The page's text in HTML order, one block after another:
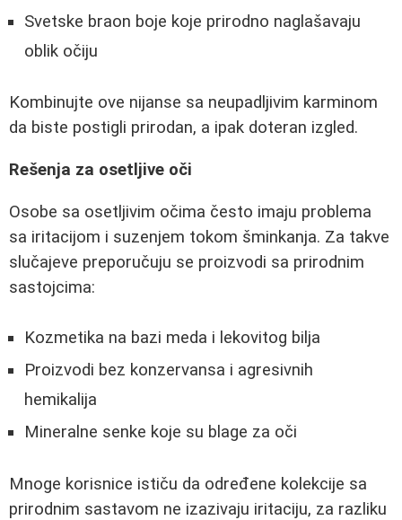
Svetske braon boje koje prirodno naglašavaju
oblik očiju
Kombinujte ove nijanse sa neupadljivim karminom
da biste postigli prirodan, a ipak doteran izgled.
Rešenja za osetljive oči
Osobe sa osetljivim očima često imaju problema
sa iritacijom i suzenjem tokom šminkanja. Za takve
slučajeve preporučuju se proizvodi sa prirodnim
sastojcima:
Kozmetika na bazi meda i lekovitog bilja
Proizvodi bez konzervansa i agresivnih
hemikalija
Mineralne senke koje su blage za oči
Mnoge korisnice ističu da određene kolekcije sa
prirodnim sastavom ne izazivaju iritaciju, za razliku